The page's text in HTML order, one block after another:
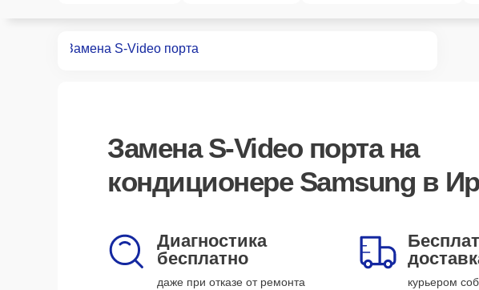
Замена S-Video порта
Замена S-Video портана
кондиционере Samsung в
Диагностика
бесплатно
даже при отказе от ремонта курьером